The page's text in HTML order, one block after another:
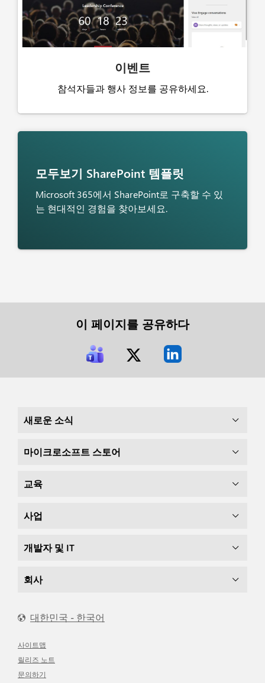
이벤트
참석자들과 행사 정보를 공유하세요.
모두보기 SharePoint 템플릿
Microsoft 365에서 SharePoint로 구축할 수 있
는 현대적인 경험을 찾아보세요.
이 페이지를 공유하다
새로운 소식
마이크로소프트 스토어
교육
사업
개발자 및 IT
회사
대한민국 - 한국어
사이트맵
릴리즈 노트
문의하기